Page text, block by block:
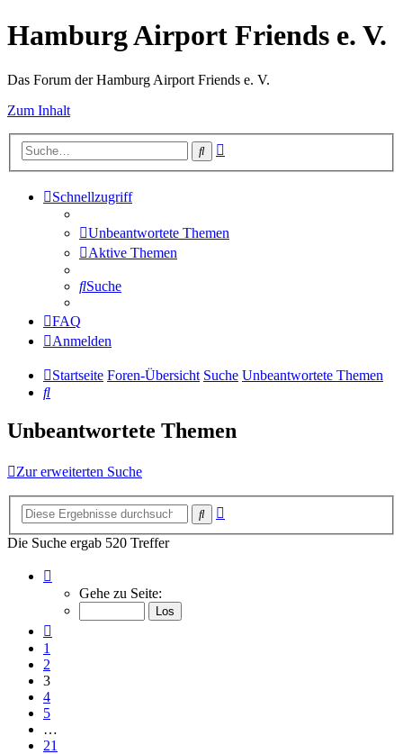
Hamburg Airport Friends e. V.
Das Forum der Hamburg Airport Friends e. V.
Zum Inhalt
Suche
Schnellzugriff
Unbeantwortete Themen
Aktive Themen
Suche
FAQ
Anmelden
Startseite Foren-Übersicht Suche Unbeantwortete Themen
Suche
Unbeantwortete Themen
Zur erweiterten Suche
Suche
Die Suche ergab 520 Treffer
von
Gehe zu Seite:
1
2
3
4
5
…
21